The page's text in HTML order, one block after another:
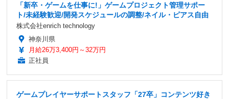
「新卒・ゲームを仕事に!」ゲームプロジェクト管理サポー
ト/未経験歓迎/開発スケジュールの調整/ネイル・ピアス自由
株式会社enrich technology
神奈川県
月給26万3,400円～32万円
正社員
ゲームプレイヤーサポートスタッフ「27卒」コンテンツ好き